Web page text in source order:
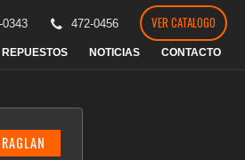
0343 472-0456 VER CATALOGO
NOTICIAS CONTACTO